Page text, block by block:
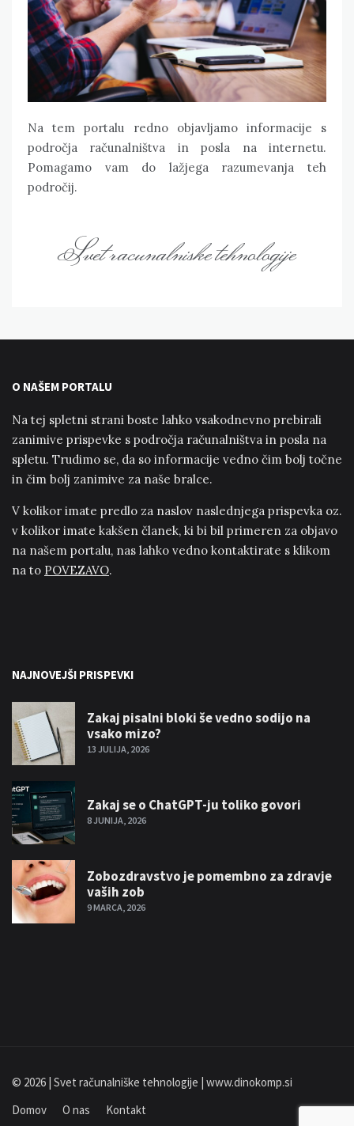
Na tem portalu redno objavljamo informacije s
področja računalništva in posla na internetu.
Pomagamo vam do lažjega razumevanja teh
področij.
Svet racunalniske tehnologije
O NAŠEM PORTALU
Na tej spletni strani boste lahko vsakodnevno prebirali
zanimive prispevke s področja računalništva in posla na
spletu. Trudimo se, da so informacije vedno čim bolj točne
in čim bolj zanimive za naše bralce.
V kolikor imate predlo za naslov naslednjega prispevka oz.
v kolikor imate kakšen članek, ki bi bil primeren za objavo
na našem portalu, nas lahko vedno kontaktirate s klikom
na to POVEZAVO.
NAJNOVEJŠI PRISPEVKI
Zakaj pisalni bloki še vedno sodijo na
vsako mizo?
13 JULIJA, 2026
Zakaj se o ChatGPT-ju toliko govori
8 JUNIJA, 2026
Zobozdravstvo je pomembno za zdravje
vaših zob
9 MARCA, 2026
© 2026 | Svet računalniške tehnologije | www.dinokomp.si
Domov
O nas Kontakt